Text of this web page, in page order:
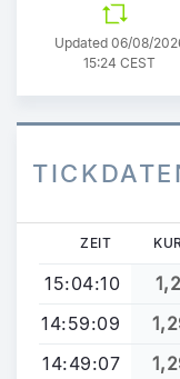
Updated 06/08/
15:24 CEST
ZEIT
15:04:10
14:59:09
14:49:07